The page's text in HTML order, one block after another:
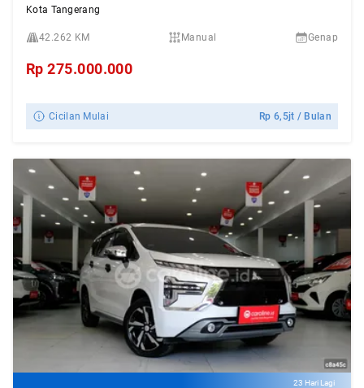
Kota Tangerang
42.262 KM Manual Genap
Rp275.000.000
Cicilan Mulai Rp6,5jt / Bulan
23 Hari Lagi